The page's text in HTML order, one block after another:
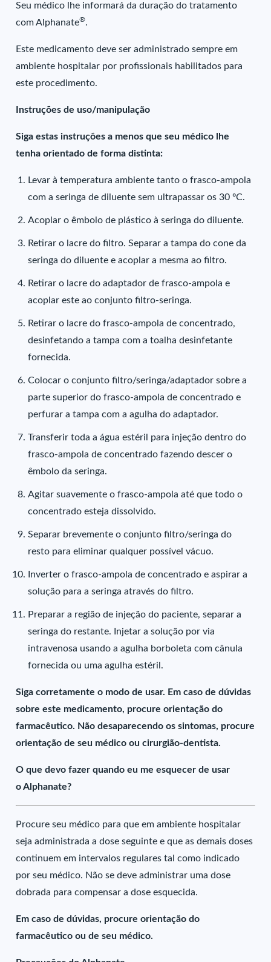
Seu médico lhe informará da duração do tratamento
com Alphanate®.
Este medicamento deve ser administrado sempre em
ambiente hospitalar por profissionais habilitados para
este procedimento.
Instruções de uso/manipulação
Siga estas instruções a menos que seu médico lhe
tenha orientado de forma distinta:
Levar à temperatura ambiente tanto o frasco-ampola
com a seringa de diluente sem ultrapassar os 30 ºC.
Acoplar o êmbolo de plástico à seringa do diluente.
Retirar o lacre do filtro. Separar a tampa do cone da
seringa do diluente e acoplar a mesma ao filtro.
Retirar o lacre do adaptador de frasco-ampola e
acoplar este ao conjunto filtro-seringa.
Retirar o lacre do frasco-ampola de concentrado,
desinfetando a tampa com a toalha desinfetante
fornecida.
Colocar o conjunto filtro/seringa/adaptador sobre a
parte superior do frasco-ampola de concentrado e
perfurar a tampa com a agulha do adaptador.
Transferir toda a água estéril para injeção dentro do
frasco-ampola de concentrado fazendo descer o
êmbolo da seringa.
Agitar suavemente o frasco-ampola até que todo o
concentrado esteja dissolvido.
Separar brevemente o conjunto filtro/seringa do
resto para eliminar qualquer possível vácuo.
Inverter o frasco-ampola de concentrado e aspirar a
solução para a seringa através do filtro.
Preparar a região de injeção do paciente, separar a
seringa do restante. Injetar a solução por via
intravenosa usando a agulha borboleta com cânula
fornecida ou uma agulha estéril.
Siga corretamente o modo de usar. Em caso de dúvidas
sobre este medicamento, procure orientação do
farmacêutico. Não desaparecendo os sintomas, procure
orientação de seu médico ou cirurgião-dentista.
O que devo fazer quando eu me esquecer de usar
o Alphanate?
Procure seu médico para que em ambiente hospitalar
seja administrada a dose seguinte e que as demais doses
continuem em intervalos regulares tal como indicado
por seu médico. Não se deve administrar uma dose
dobrada para compensar a dose esquecida.
Em caso de dúvidas, procure orientação do
farmacêutico ou de seu médico.